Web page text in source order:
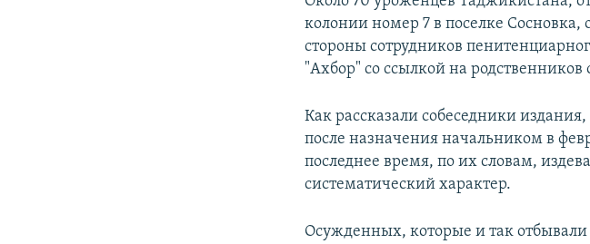
колонии номер 7 в поселке Сосновка,
стороны сотрудников
"Ахбор" со ссылкой на
Как рассказали собеседники
после назначения начальником в
последнее время, по их словам,
систематический характер.
Осужденных, которые и так отбывали